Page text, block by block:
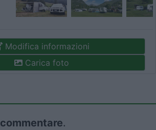
Modifica informazioni
Carica foto
commentare.